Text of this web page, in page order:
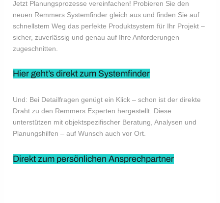
Jetzt Planungsprozesse vereinfachen! Probieren Sie den
neuen Remmers Systemfinder gleich aus und finden Sie auf
schnellstem Weg das perfekte Produktsystem für Ihr Projekt –
sicher, zuverlässig und genau auf Ihre Anforderungen
zugeschnitten.
Hier geht’s direkt zum Systemfinder
Und: Bei Detailfragen genügt ein Klick – schon ist der direkte
Draht zu den Remmers Experten hergestellt. Diese
unterstützen mit objektspezifischer Beratung, Analysen und
Planungshilfen – auf Wunsch auch vor Ort.
Direkt zum persönlichen Ansprechpartner